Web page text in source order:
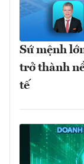
Sứ mệnh
trở thành
tế